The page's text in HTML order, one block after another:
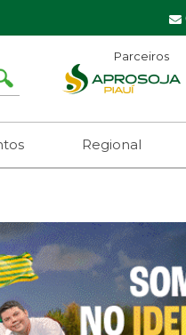
Parceiros
Regional